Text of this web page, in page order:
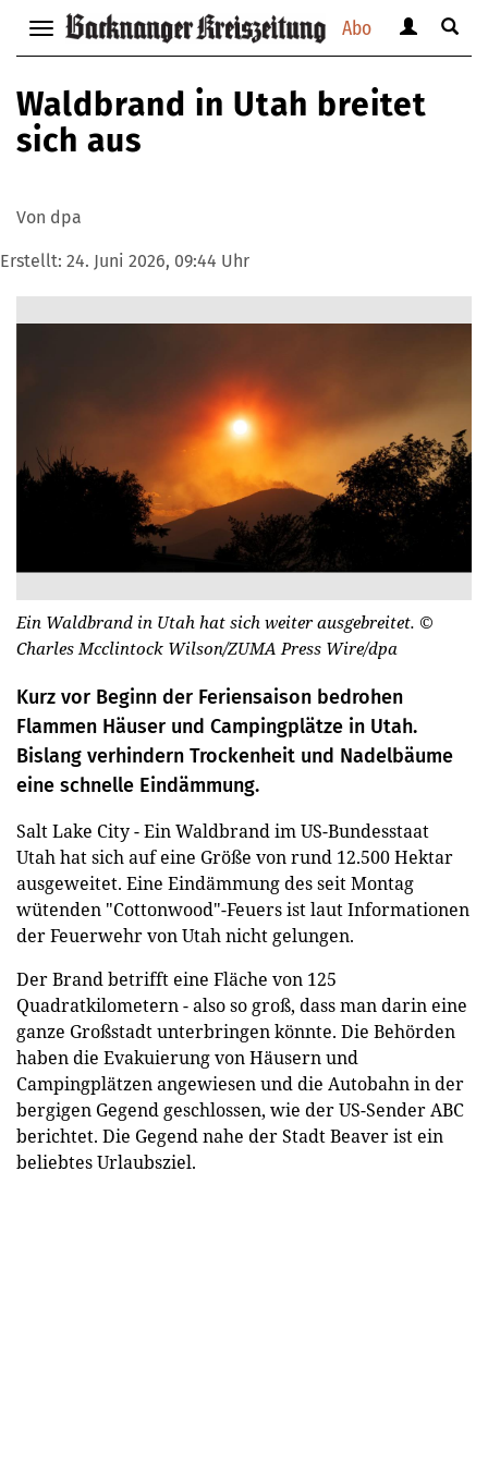
Abo
Navigation
anzeigen
bzw.
verbergen
anzeigen
verbergen
Suche
Waldbrand in Utah breitet
sich aus
Von dpa
Erstellt: 24. Juni 2026, 09:44 Uhr
Ein Waldbrand in Utah hat sich weiter ausgebreitet. ©
Charles Mcclintock Wilson/ZUMA Press Wire/dpa
Kurz vor Beginn der Feriensaison bedrohen
Flammen Häuser und Campingplätze in Utah.
Bislang verhindern Trockenheit und Nadelbäume
eine schnelle Eindämmung.
Salt Lake City - Ein Waldbrand im US-Bundesstaat
Utah hat sich auf eine Größe von rund 12.500 Hektar
ausgeweitet. Eine Eindämmung des seit Montag
wütenden "Cottonwood"-Feuers ist laut Informationen
der Feuerwehr von Utah nicht gelungen.
Der Brand betrifft eine Fläche von 125
Quadratkilometern - also so groß, dass man darin eine
ganze Großstadt unterbringen könnte. Die Behörden
haben die Evakuierung von Häusern und
Campingplätzen angewiesen und die Autobahn in der
bergigen Gegend geschlossen, wie der US-Sender ABC
berichtet. Die Gegend nahe der Stadt Beaver ist ein
beliebtes Urlaubsziel.